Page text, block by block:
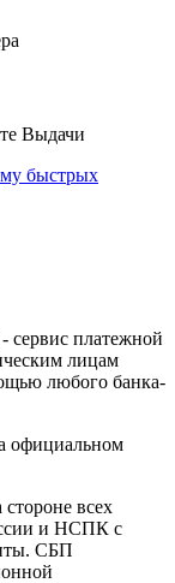
Выдачи
быстрых
сервис платежной
лицам
любого банка-
официальном
стороне всех
и НСПК с
СБП